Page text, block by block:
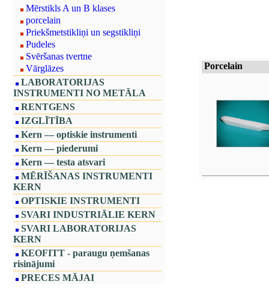
Mērstikls A un B klases
porcelain
Priekšmetstikliņi un segstikliņi
Pudeles
Svēršanas tvertne
Vārglāzes
LABORATORIJAS
INSTRUMENTI NO METĀLA
RENTGENS
IZGLĪTĪBA
Kern — optiskie instrumenti
Kern — piederumi
Kern — testa atsvari
MĒRĪŠANAS INSTRUMENTI
KERN
OPTISKIE INSTRUMENTI
SVARI INDUSTRIĀLIE KERN
SVARI LABORATORIJAS
KERN
KEOFITT - paraugu ņemšanas
risinājumi
PRECES MĀJAI
Porcelain